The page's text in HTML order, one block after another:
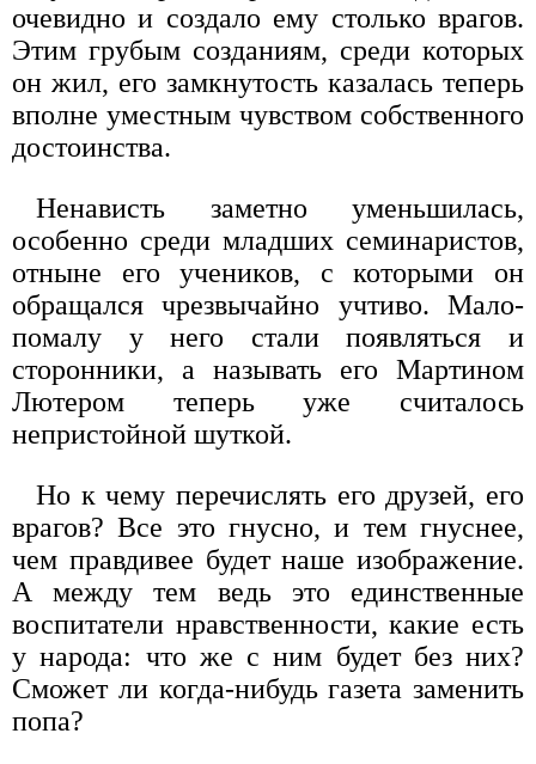
очевидно и создало ему столько врагов.
Этим грубым созданиям, среди которых
он жил, его замкнутость казалась теперь
вполне уместным чувством собственного
достоинства.
Ненависть заметно уменьшилась,
особенно среди младших семинаристов,
отныне его учеников, с которыми он
обращался чрезвычайно учтиво. Мало-
помалу у него стали появляться и
сторонники, а называть его Мартином
Лютером теперь уже считалось
непристойной шуткой.
Но к чему перечислять его друзей, его
врагов? Все это гнусно, и тем гнуснее,
чем правдивее будет наше изображение.
А между тем ведь это единственные
воспитатели нравственности, какие есть
у народа: что же с ним будет без них?
Сможет ли когда-нибудь газета заменить
попа?